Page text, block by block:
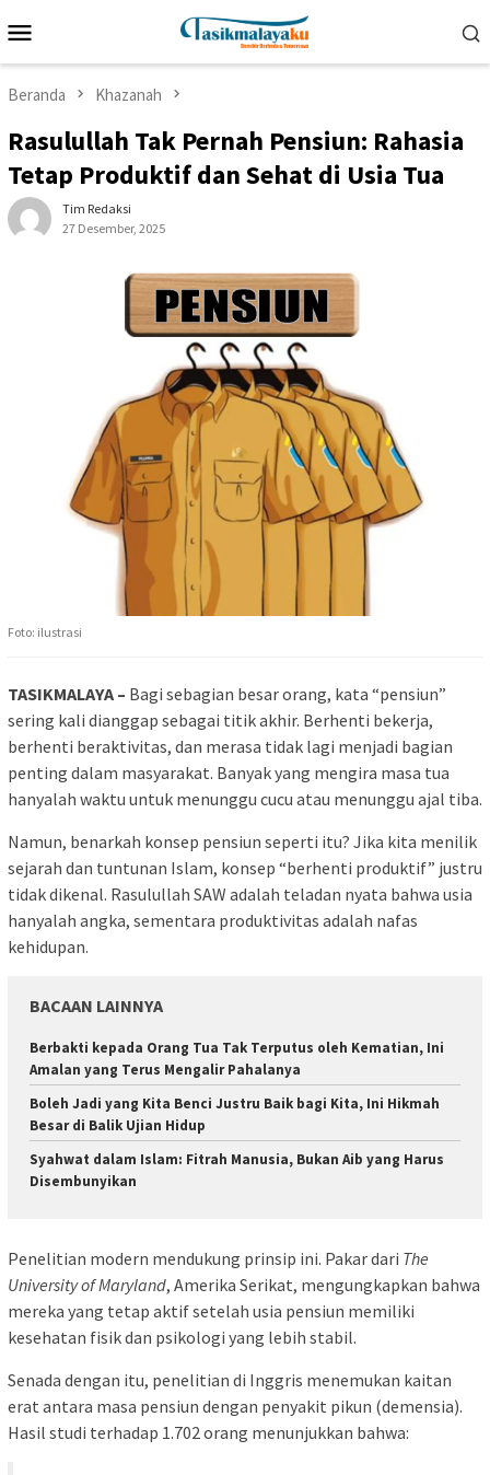
ke
Mobile
Beranda Khazanah
Rasulullah Tak Pernah Pensiun: Rahasia
Tetap Produktif dan Sehat di Usia Tua
Tim Redaksi
27 Desember, 2025
Foto: ilustrasi
TASIKMALAYA – Bagi sebagian besar orang, kata “pensiun”
sering kali dianggap sebagai titik akhir. Berhenti bekerja,
berhenti beraktivitas, dan merasa tidak lagi menjadi bagian
penting dalam masyarakat. Banyak yang mengira masa tua
hanyalah waktu untuk menunggu cucu atau menunggu ajal tiba.
Namun, benarkah konsep pensiun seperti itu? Jika kita menilik
sejarah dan tuntunan Islam, konsep “berhenti produktif” justru
tidak dikenal. Rasulullah SAW adalah teladan nyata bahwa usia
hanyalah angka, sementara produktivitas adalah nafas
kehidupan.
BACAAN LAINNYA
Berbakti kepada Orang Tua Tak Terputus oleh Kematian, Ini
Amalan yang Terus Mengalir Pahalanya
Boleh Jadi yang Kita Benci Justru Baik bagi Kita, Ini Hikmah
Besar di Balik Ujian Hidup
Syahwat dalam Islam: Fitrah Manusia, Bukan Aib yang Harus
Disembunyikan
Penelitian modern mendukung prinsip ini. Pakar dari The
University of Maryland, Amerika Serikat, mengungkapkan bahwa
mereka yang tetap aktif setelah usia pensiun memiliki
kesehatan fisik dan psikologi yang lebih stabil.
Senada dengan itu, penelitian di Inggris menemukan kaitan
erat antara masa pensiun dengan penyakit pikun (demensia).
Hasil studi terhadap 1.702 orang menunjukkan bahwa: